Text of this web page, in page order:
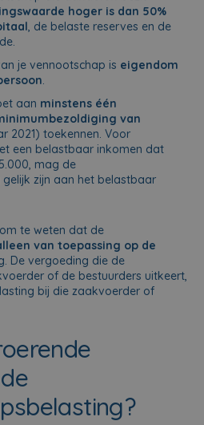
hoger is dan 50%
, de belaste reserves en de
je vennootschap is eigendom
.
aan minstens één
van
2021) toekennen. Voor
een belastbaar inkomen dat
mag de
zijn aan het belastbaar
te weten dat de
van toepassing op de
De vergoeding die de
of de bestuurders uitkeert,
bij die zaakvoerder of